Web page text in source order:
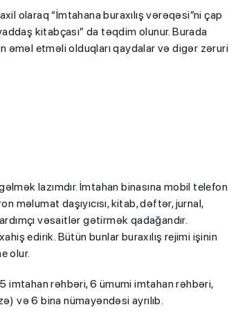
olaraq “İmtahana buraxılış vərəqəsi”ni çap
kitabçası” da təqdim olunur. Burada
əməl etməli olduqları qaydalar və digər zəruri
lazımdır. İmtahan binasına mobil telefon
daşıyıcısı, kitab, dəftər, jurnal,
vəsaitlər gətirmək qadağandır.
edirik. Bütün bunlar buraxılış rejimi işinin
olur.
imtahan rəhbəri, 6 ümumi imtahan rəhbəri,
və 6 bina nümayəndəsi ayrılıb.